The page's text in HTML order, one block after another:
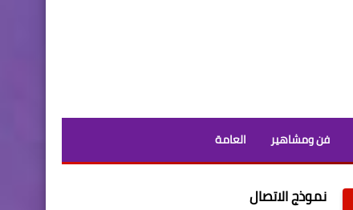
فن ومشاهير العامة
نموذج الاتصال